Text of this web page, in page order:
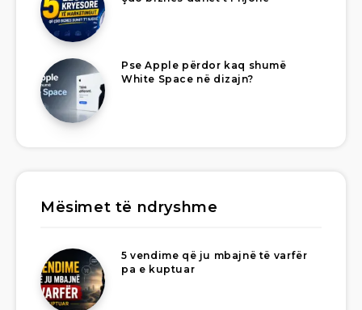
Pse Apple përdor kaq shumë
White Space në dizajn?
Mësimet të ndryshme
5 vendime që ju mbajnë të varfër
pa e kuptuar